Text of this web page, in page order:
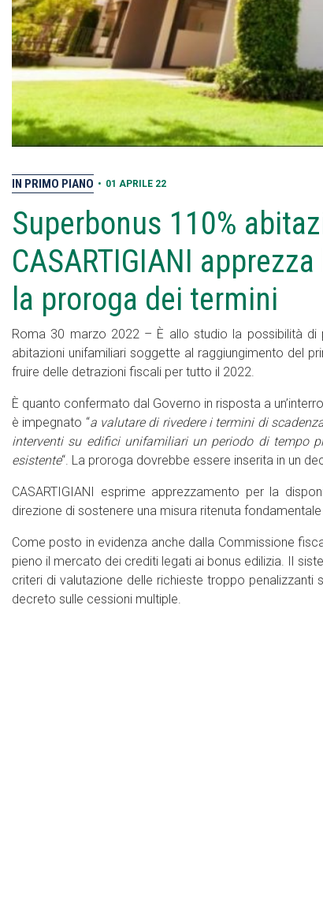
IN PRIMO PIANO • 01 APRILE 22
Superbonus 110%
CASARTIGIANI
la proroga dei termini
Roma 30 marzo 2022 – È allo studio la possibilità di
abitazioni unifamiliari soggette al raggiungimento del
fruire delle detrazioni fiscali per tutto il 2022.
È quanto confermato dal Governo in risposta a
è impegnato “a valutare di rivedere i termini di
interventi su edifici unifamiliari un periodo di tempo
esistente“. La proroga dovrebbe essere inserita in un
CASARTIGIANI esprime apprezzamento per la
direzione di sostenere una misura ritenuta
Come posto in evidenza anche dalla Commissione
pieno il mercato dei crediti legati ai bonus edilizia. Il
criteri di valutazione delle richieste troppo
decreto sulle cessioni multiple.